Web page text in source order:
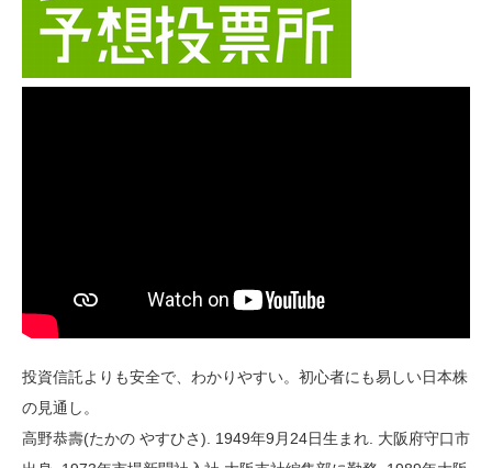
投資信託よりも安全で、わかりやすい。初心者にも易しい日本株
の見通し。
高野恭壽(たかの やすひさ). 1949年9月24日生まれ. 大阪府守口市